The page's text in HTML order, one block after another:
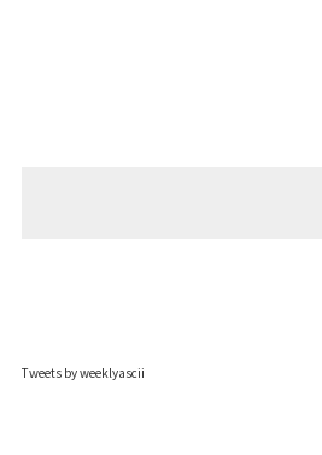
Tweets by weeklyascii